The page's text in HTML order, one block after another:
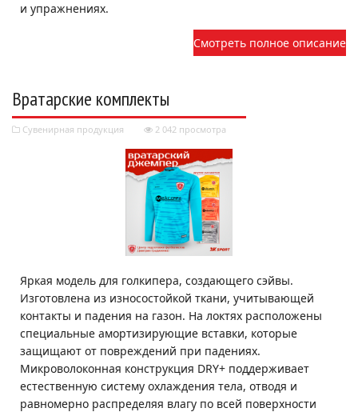
и упражнениях.
Смотреть полное описание
Вратарские комплекты
Сувенирная продукция 2 042 просмотра
Яркая модель для голкипера, создающего сэйвы.
Изготовлена из износостойкой ткани, учитывающей
контакты и падения на газон. На локтях расположены
специальные амортизирующие вставки, которые
защищают от повреждений при падениях.
Микроволоконная конструкция DRY+ поддерживает
естественную систему охлаждения тела, отводя и
равномерно распределяя влагу по всей поверхности